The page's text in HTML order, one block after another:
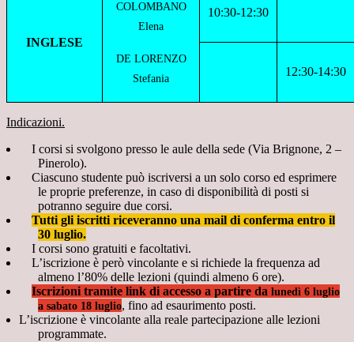
INGLESE
COLOMBANO
Elena
DE LORENZO
Stefania
10:30-12:30
12:30-14:30
Indicazioni.
I corsi si svolgono presso le aule della sede (Via Brignone, 2 –
Pinerolo).
Ciascuno studente può iscriversi a un solo corso ed esprimere
le proprie preferenze, in caso di disponibilità di posti si
potranno seguire due corsi.
Tutti gli iscritti riceveranno una mail di conferma entro il
30 luglio.
I corsi sono gratuiti e facoltativi.
L’iscrizione è però vincolante e si richiede la frequenza ad
almeno l’80% delle lezioni (quindi almeno 6 ore).
Iscrizioni tramite link di accesso a partire da lunedì 6 luglio
a sabato 18 luglio, fino ad esaurimento posti.
L’iscrizione è vincolante alla reale partecipazione alle lezioni
programmate.